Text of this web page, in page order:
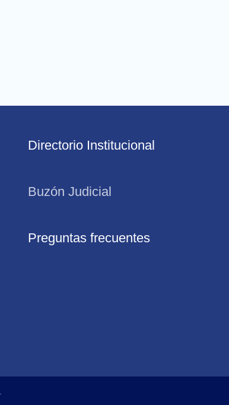
Directorio Institucional
Buzón Judicial
Preguntas frecuentes